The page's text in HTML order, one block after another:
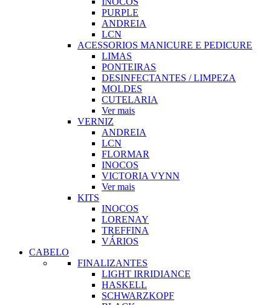
PURPLE
ANDREIA
LCN
ACESSORIOS MANICURE E PEDICURE
LIMAS
PONTEIRAS
DESINFECTANTES / LIMPEZA
MOLDES
CUTELARIA
Ver mais
VERNIZ
ANDREIA
LCN
FLORMAR
INOCOS
VICTORIA VYNN
Ver mais
KITS
INOCOS
LORENAY
TREFFINA
VÁRIOS
CABELO
FINALIZANTES
LIGHT IRRIDIANCE
HASKELL
SCHWARZKOPF